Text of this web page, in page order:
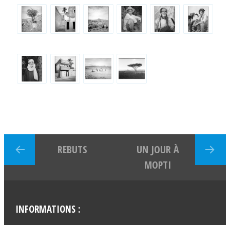
REBUTS
UN JOUR À
MOPTI
INFORMATIONS :